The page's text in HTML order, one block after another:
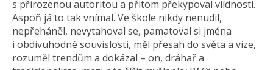
s přirozenou autoritou a přitom překypoval vlídností.
Aspoň já to tak vnímal. Ve škole nikdy nenudil,
nepřeháněl, nevytahoval se, pamatoval si jména
i obdivuhodné souvislosti, měl přesah do světa a vize,
rozuměl trendům a dokázal – on, dráhař a